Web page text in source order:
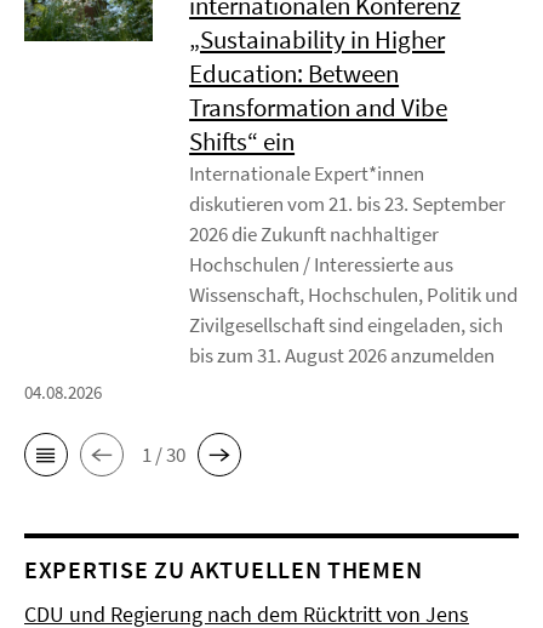
„Sustainability in Higher
Education: Between
Transformation and Vibe
Shifts“ ein
Internationale Expert*innen
diskutieren vom 21. bis 23. September
2026 die Zukunft nachhaltiger
Hochschulen / Interessierte aus
Wissenschaft, Hochschulen, Politik und
Zivilgesellschaft sind eingeladen, sich
bis zum 31. August 2026 anzumelden
04.08.2026
1 / 30
EXPERTISE ZU AKTUELLEN THEMEN
CDU und Regierung nach dem Rücktritt von Jens